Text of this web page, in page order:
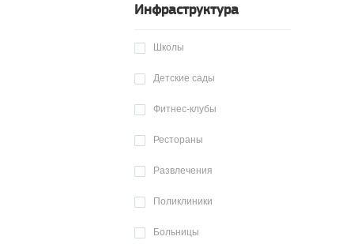
Инфраструктура
Школы
Детские сады
Фитнес-клубы
Рестораны
Развлечения
Поликлиники
Больницы